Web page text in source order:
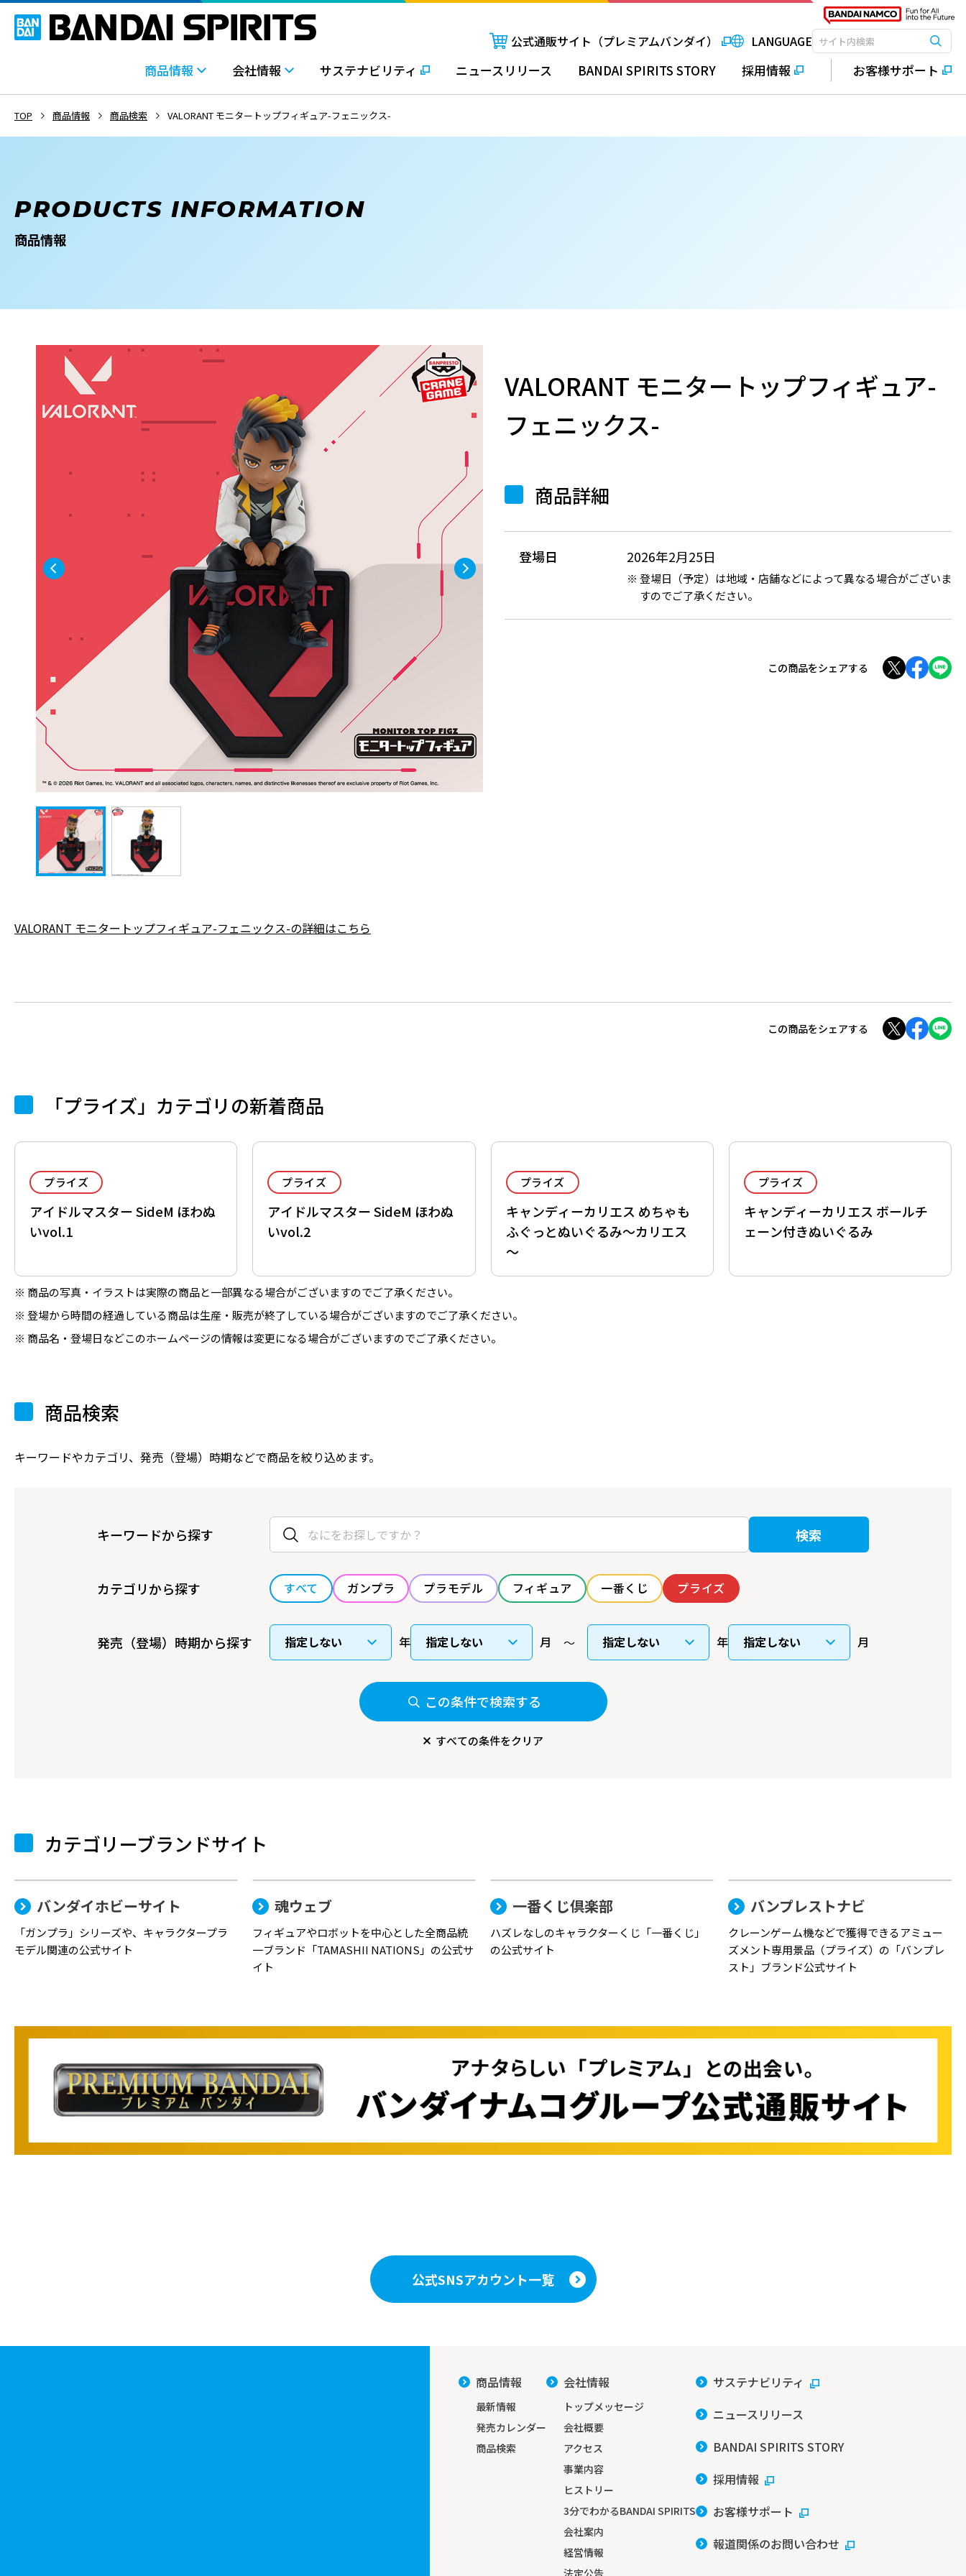
公式通販サイト（プレミアムバンダイ） LANGUAGE検索キーワード入力 検索
商品情報 会社情報 サステナビリティ ニュースリリース BANDAI SPIRITS STORY 採用情報 お客様サポート
TOP 商品情報 商品検索 VALORANT モニタートップフィギュア-フェニックス-
PRODUCTS INFORMATION
商品情報
VALORANT モニタートップフィギュア-
フェニックス-
商品詳細
登場日 2026年2月25日
登場日（予定）は地域・店舗などによって異なる場合がございま
すのでご了承ください。
この商品をシェアする
VALORANT モニタートップフィギュア-フェニックス-の詳細はこちら
この商品をシェアする
「プライズ」カテゴリの新着商品
プライズ
アイドルマスター SideM ほわぬ
いvol.1
プライズ
アイドルマスター SideM ほわぬ
いvol.2
プライズ
キャンディーカリエス めちゃも
ふぐっとぬいぐるみ～カリエス
～
プライズ
キャンディーカリエス ボールチ
ェーン付きぬいぐるみ
商品の写真・イラストは実際の商品と一部異なる場合がございますのでご了承ください。
登場から時間の経過している商品は生産・販売が終了している場合がございますのでご了承ください。
商品名・登場日などこのホームページの情報は変更になる場合がございますのでご了承ください。
商品検索
キーワードやカテゴリ、発売（登場）時期などで商品を絞り込めます。
キーワードから探す 検索
カテゴリから探す すべて ガンプラ プラモデル フィギュア 一番くじ プライズ
発売（登場）時期から探す 年 月 年 月
この条件で検索する
すべての条件をクリア
カテゴリーブランドサイト
バンダイホビーサイト
「ガンプラ」シリーズや、キャラクタープラ
モデル関連の公式サイト
魂ウェブ
フィギュアやロボットを中心とした全商品統
一ブランド「TAMASHII NATIONS」の公式サ
イト
一番くじ倶楽部
ハズレなしのキャラクターくじ「一番くじ」
の公式サイト
バンプレストナビ
クレーンゲーム機などで獲得できるアミュー
ズメント専用景品（プライズ）の「バンプレ
スト」ブランド公式サイト
公式SNSアカウント一覧
商品情報
最新情報
発売カレンダー
商品検索
会社情報
トップメッセージ
会社概要
アクセス
事業内容
ヒストリー
3分でわかるBANDAI SPIRITS
会社案内
経営情報
サステナビリティ
ニュースリリース
BANDAI SPIRITS STORY
採用情報
お客様サポート
報道関係のお問い合わせ